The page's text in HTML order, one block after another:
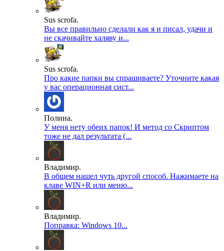
Sus scrofa.
Вы все правильно сделали как я и писал, удачи и
не скачивайте халяву и...
Sus scrofa.
Про какие папки вы спрашиваете? Уточните какая
у вас операционная сист...
Полина.
У меня нету обеих папок! И метод со Скриптом
тоже не дал результата (...
Владимир.
В общем нашел чуть другой способ. Нажимаете на
клаве WIN+R или меню...
Владимир.
Поправка: Windows 10...